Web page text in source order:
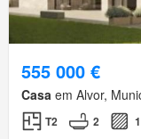
555 000 €
Casa em Alvor,
T2 2